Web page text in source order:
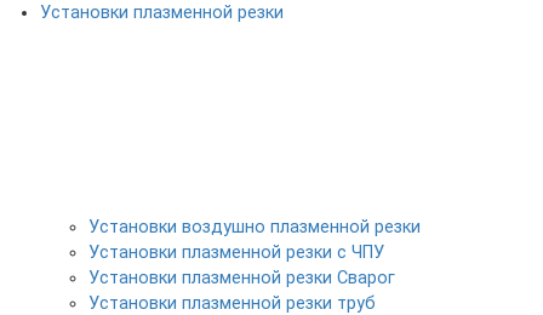
Установки плазменной резки
Установки воздушно плазменной резки
Установки плазменной резки с ЧПУ
Установки плазменной резки Сварог
Установки плазменной резки труб